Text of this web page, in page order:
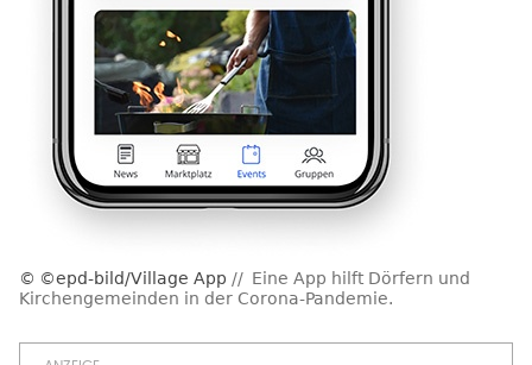
©epd-bild/Village App
Eine App hilft Dörfern und
Kirchengemeinden in der Corona-Pandemie.